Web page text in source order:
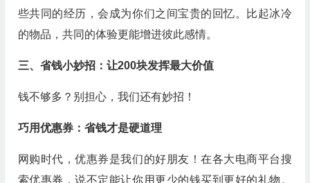
些共同的经历，会成为你们之间宝贵的回忆。比起冰冷
的物品，共同的体验更能增进彼此感情。
三、省钱小妙招：让200块发挥最大价值
钱不够多？别担心，我们还有妙招！
巧用优惠券：省钱才是硬道理
网购时代，优惠券是我们的好朋友！在各大电商平台搜
索优惠券，说不定能让你用更少的钱买到更好的礼物。